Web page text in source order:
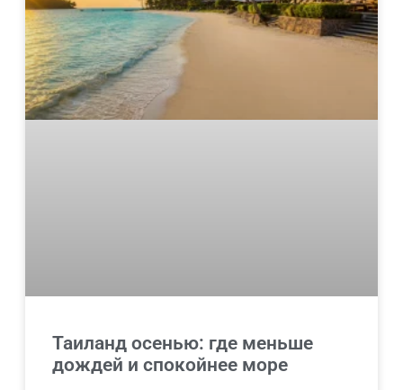
Таиланд осенью: где меньше
дождей и спокойнее море